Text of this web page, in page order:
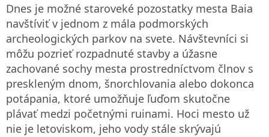
Dnes je možné staroveké pozostatky mesta Baia
navštíviť v jednom z mála podmorských
archeologických parkov na svete. Návštevníci si
môžu pozrieť rozpadnuté stavby a úžasne
zachované sochy mesta prostredníctvom člnov s
preskleným dnom, šnorchlovania alebo dokonca
potápania, ktoré umožňuje ľuďom skutočne
plávať medzi početnými ruinami. Hoci mesto už
nie je letoviskom, jeho vody stále skrývajú